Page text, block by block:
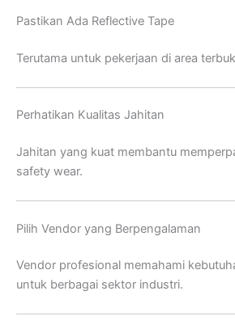
Pastikan Ada Reflective Tape
Terutama untuk pekerjaan di area
Perhatikan Kualitas Jahitan
Jahitan yang kuat membantu
safety wear.
Pilih Vendor yang Berpengalaman
Vendor profesional memahami
untuk berbagai sektor industri.